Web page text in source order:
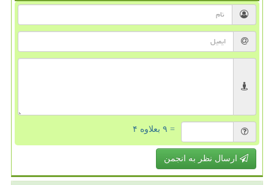
= ۹ بعلاوه ۴
ارسال نظر به انجمن